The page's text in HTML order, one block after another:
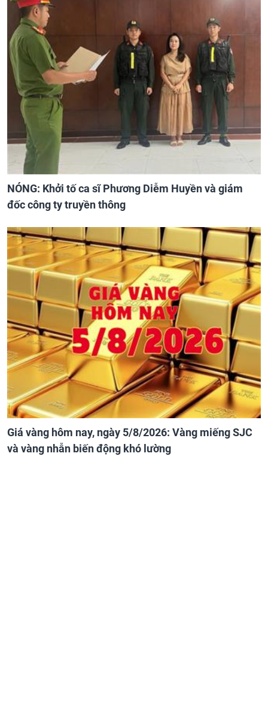
NÓNG: Khởi tố ca sĩ Phương Diễm Huyền và giám
đốc công ty truyền thông
Giá vàng hôm nay, ngày 5/8/2026: Vàng miếng SJC
và vàng nhẫn biến động khó lường